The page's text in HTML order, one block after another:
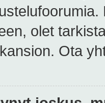
olet
Ota